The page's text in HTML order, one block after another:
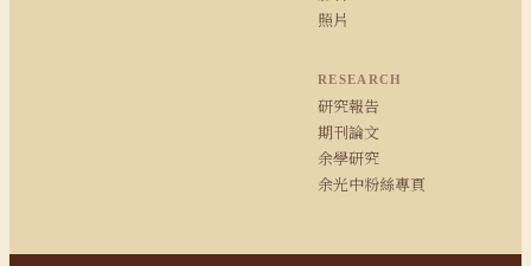
照片
RESEARCH
研究報告
期刊論文
余學研究
余光中粉絲專頁